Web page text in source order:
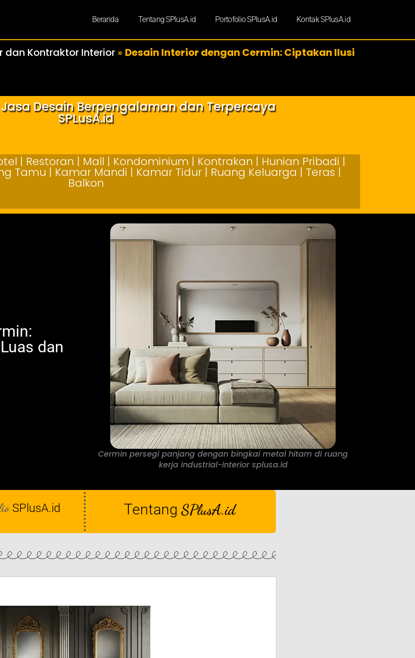
Beranda Tentang SPlusA.id Portofolio SPlusA.id Kontak SPlusA.id
dan Kontraktor Interior » Desain Interior dengan Cermin: Ciptakan Ilusi
Desain Berpengalaman dan Terpercaya
SPLusA.id
| Restoran | Mall | Kondominium | Kontrakan | Hunian Pribadi |
Tamu | Kamar Mandi | Kamar Tidur | Ruang Keluarga | Teras |
Balkon
dan
Cermin persegi panjang dengan bingkai metal hitam di ruang
kerja industrial-interior splusa.id
SPlusA.id Tentang SPlusA.id